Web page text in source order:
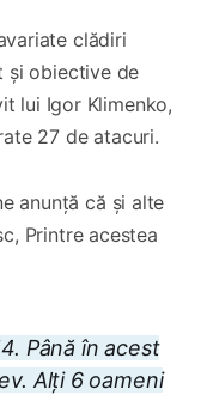
clădiri
și obiective de
lui Igor Klimenko,
27 de atacuri.
anunță că și alte
Printre acestea
Până în acest
Alți 6 oameni